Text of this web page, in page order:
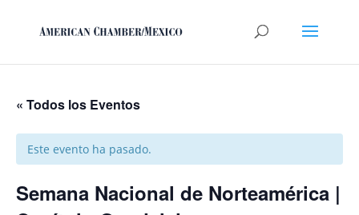
« Todos los Eventos
Este evento ha pasado.
Semana Nacional de Norteamérica |